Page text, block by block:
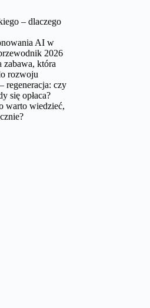
– dlaczego
AI w
2026
zabawa, która
rozwoju
regeneracja: czy
się opłaca?
warto wiedzieć,